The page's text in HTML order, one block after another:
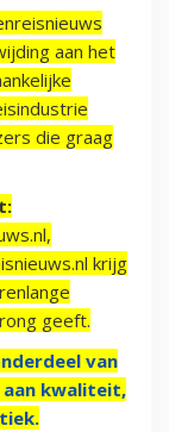
aan het
die graag
krijg
geeft.
van
aan kwaliteit,